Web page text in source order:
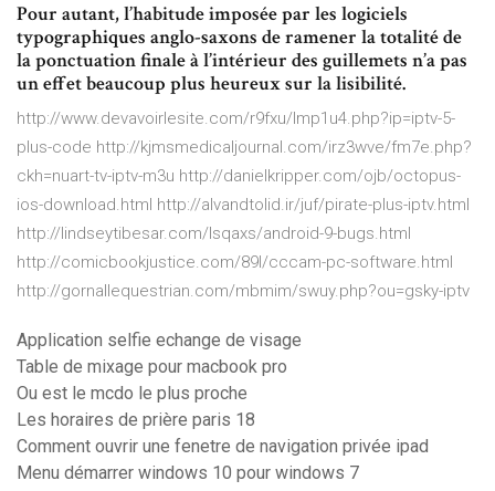
Pour autant, l’habitude imposée par les logiciels
typographiques anglo-saxons de ramener la totalité de
la ponctuation finale à l’intérieur des guillemets n’a pas
un effet beaucoup plus heureux sur la lisibilité.
http://www.devavoirlesite.com/r9fxu/lmp1u4.php?ip=iptv-5-
plus-code http://kjmsmedicaljournal.com/irz3wve/fm7e.php?
ckh=nuart-tv-iptv-m3u http://danielkripper.com/ojb/octopus-
ios-download.html http://alvandtolid.ir/juf/pirate-plus-iptv.html
http://lindseytibesar.com/lsqaxs/android-9-bugs.html
http://comicbookjustice.com/89l/cccam-pc-software.html
http://gornallequestrian.com/mbmim/swuy.php?ou=gsky-iptv
Application selfie echange de visage
Table de mixage pour macbook pro
Ou est le mcdo le plus proche
Les horaires de prière paris 18
Comment ouvrir une fenetre de navigation privée ipad
Menu démarrer windows 10 pour windows 7